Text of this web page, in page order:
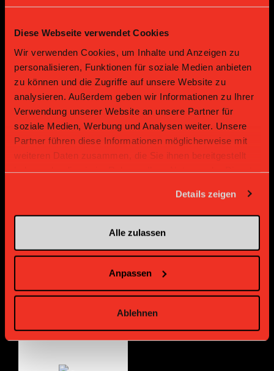
Diese Webseite verwendet Cookies
Wir verwenden Cookies, um Inhalte und Anzeigen zu
personalisieren, Funktionen für soziale Medien anbieten
zu können und die Zugriffe auf unsere Website zu
analysieren. Außerdem geben wir Informationen zu Ihrer
Verwendung unserer Website an unsere Partner für
soziale Medien, Werbung und Analysen weiter. Unsere
Partner führen diese Informationen möglicherweise mit
weiteren Daten zusammen, die Sie ihnen bereitgestellt
Details zeigen
Alle zulassen
Anpassen
Ablehnen
Gold Partner Gold Partner